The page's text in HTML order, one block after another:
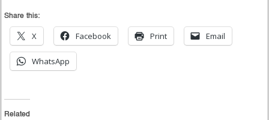
Share this:
X Facebook Print Email
WhatsApp
Related